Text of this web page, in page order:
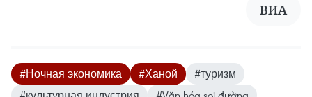
ВИА
#Ночная экономика #Ханой
#туризм